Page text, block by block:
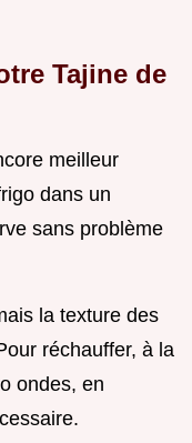
Tajine de
meilleur
dans un
sans problème
la texture des
réchauffer, à la
ondes, en